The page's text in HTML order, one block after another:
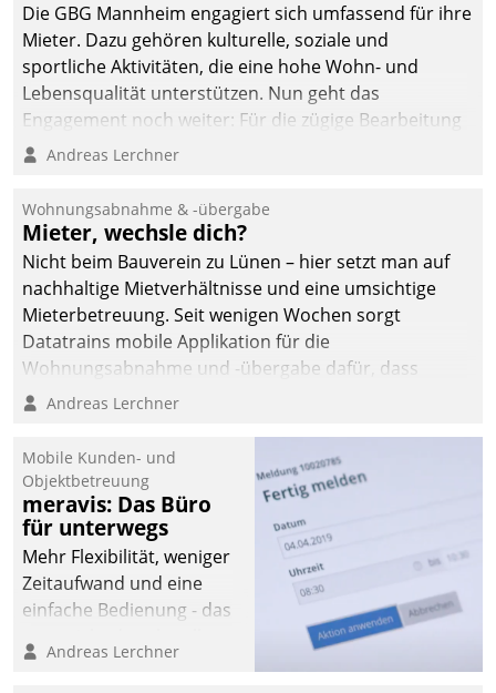
Die GBG Mannheim engagiert sich umfassend für ihre
Mieter. Dazu gehören kulturelle, soziale und
sportliche Aktivitäten, die eine hohe Wohn- und
Lebensqualität unterstützen. Nun geht das
Engagement noch weiter: Für die zügige Bearbeitung
von Beschwerden – oder Lob – richtet das
und Beschwerde-Management einen eigenen Kanal
ein.
Andreas Lerchner
Wohnungsabnahme & -übergabe
Mieter, wechsle dich?
Nicht beim Bauverein zu Lünen – hier setzt man auf
nachhaltige Mietverhältnisse und eine umsichtige
Mieterbetreuung. Seit wenigen Wochen sorgt
Datatrains mobile Applikation für die
Wohnungsabnahme und -übergabe dafür, dass
Mieter wohlgeordnet kommen und, so es sein muss,
Andreas Lerchner
Mobile Kunden- und
Objektbetreuung
meravis: Das Büro
für unterwegs
Mehr Flexibilität, weniger
Zeitaufwand und eine
einfache Bedienung - das
Cockpit für mobile
Andreas Lerchner